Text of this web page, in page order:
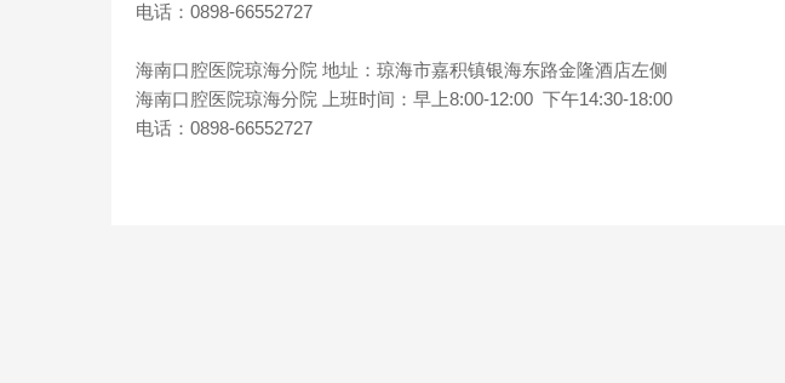
电话：0898-66552727
海南口腔医院琼海分院 地址：琼海市嘉积镇银海东路金隆酒店左侧
海南口腔医院琼海分院 上班时间：早上8:00-12:00 下午14:30-18:00
电话：0898-66552727